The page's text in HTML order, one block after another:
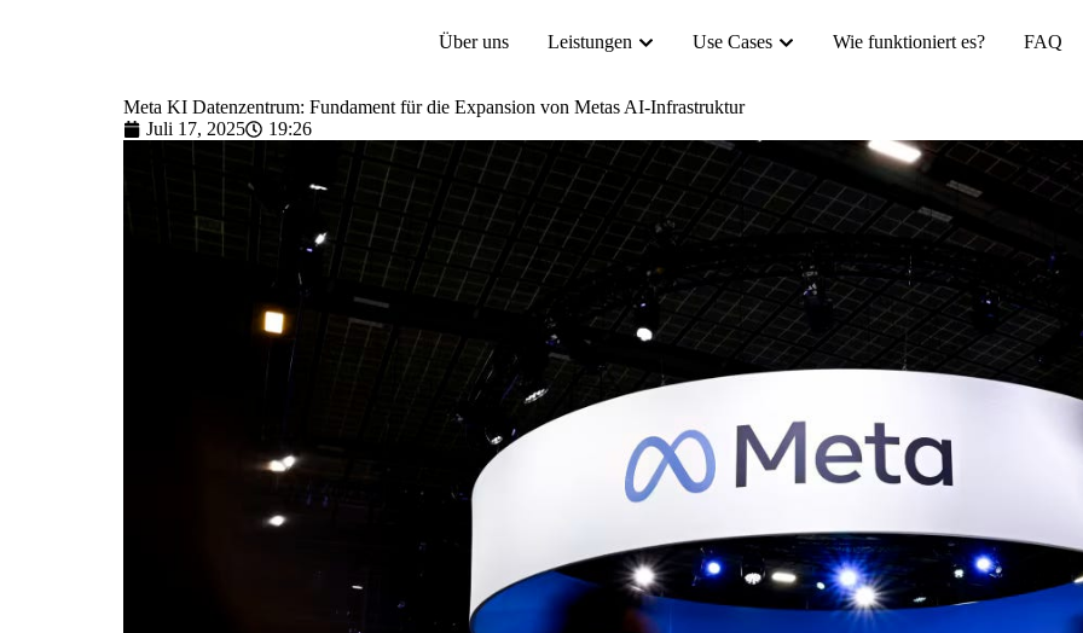
Über uns Leistungen Use Cases Wie funktioniert es? FAQ
Meta KI Datenzentrum: Fundament für die Expansion von Metas AI-Infrastruktur
Juli 17, 2025
19:26